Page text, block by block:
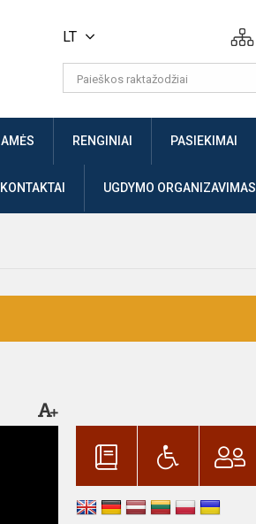
LT
RENGINIAI PASIEKIMAI
UGDYMO ORGANIZAVIMAS